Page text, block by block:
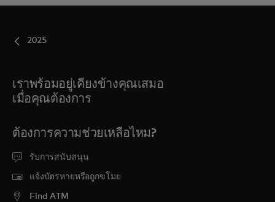
2025
เราพร้อมอยู่เคียงข้างคุณเสมอ
เมื่อคุณต้องการ
ต้องการความช่วยเหลือไหม?
รับการสนับสนุน
แจ้งบัตรหายหรือถูกขโมย
Find ATM